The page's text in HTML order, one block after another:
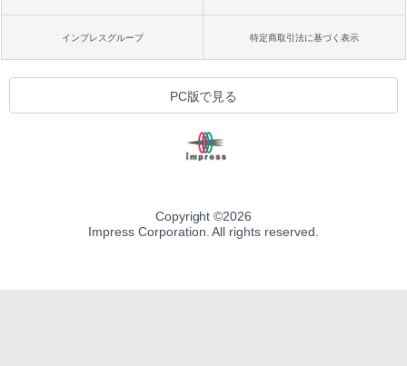
インプレスグループ 特定商取引法に基づく表示
PC版で見る
Copyright ©2026
Impress Corporation. All rights reserved.